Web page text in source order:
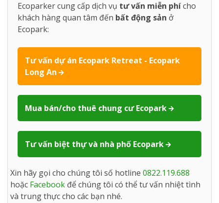
Ecoparker cung cấp dịch vụ tư vấn miễn phícho
khách hàng quan tâm đến bất động sản ở
Ecopark:
Tư vấn dự án Ecopark Retreat - Ecopark
Long An
Mua bán/cho thuê chung cư Ecopark
Tư vấn biệt thự và nhà phố Ecopark
Xin hãy gọi cho chúng tôi số hotline 0822.119.688
hoặc Facebook để chúng tôi có thể tư vấn nhiệt tình
và trung thực cho các bạn nhé.